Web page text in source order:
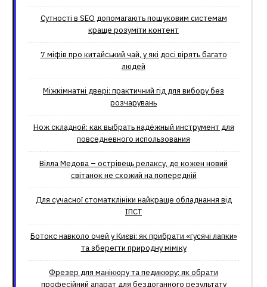
Сутності в SEO допомагають пошуковим системам
краще розуміти контент
7 міфів про китайський чай, у які досі вірять багато
людей
Міжкімнатні двері: практичний гід для вибору без
розчарувань
Нож складной: как выбрать надёжный инструмент для
повседневного использования
Вілла Медова – острівець релаксу, де кожен новий
світанок не схожий на попередній
Для сучасної стоматклініки найкраще обладнання від
ІПСТ
Ботокс навколо очей у Києві: як прибрати «гусячі лапки»
та зберегти природну міміку
Фрезер для манікюру та педикюру: як обрати
професійний апарат для бездоганного результату